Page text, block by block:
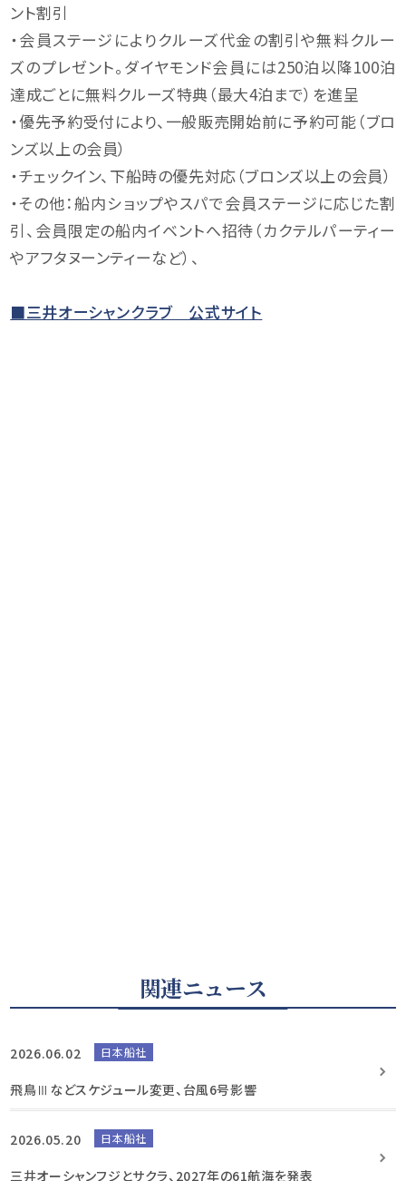
ント割引
・会員ステージによりクルーズ代金の割引や無料クルー
ズのプレゼント。ダイヤモンド会員には250泊以降100泊
達成ごとに無料クルーズ特典（最大4泊まで）を進呈
・優先予約受付により、一般販売開始前に予約可能（ブロ
ンズ以上の会員）
・チェックイン、下船時の優先対応（ブロンズ以上の会員）
・その他：船内ショップやスパで会員ステージに応じた割
引、会員限定の船内イベントへ招待（カクテルパーティー
やアフタヌーンティーなど）、
■三井オーシャンクラブ 公式サイト
関連ニュース
2026.06.02 日本船社
飛鳥Ⅲなどスケジュール変更、台風6号影響
2026.05.20 日本船社
三井オーシャンフジとサクラ、2027年の61航海を発表